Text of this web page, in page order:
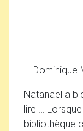
Dominique
Natanaël a
lire …
bibliothèque